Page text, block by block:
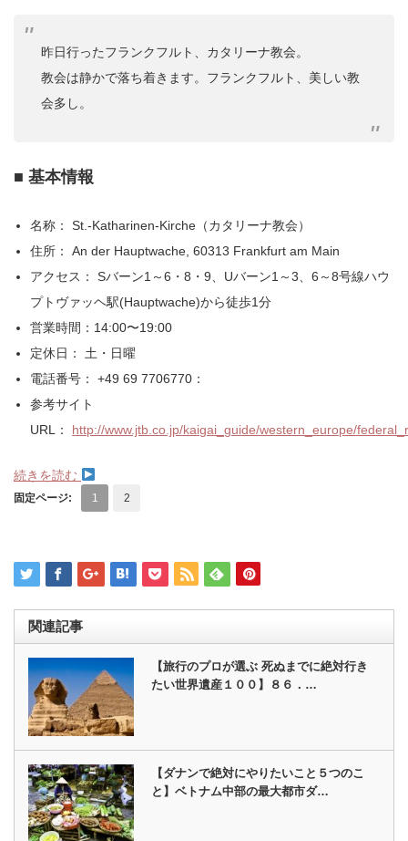
昨日行ったフランクフルト、カタリーナ教会。
教会は静かで落ち着きます。フランクフルト、美しい教
会多し。
■ 基本情報
名称： St.-Katharinen-Kirche（カタリーナ教会）
住所： An der Hauptwache, 60313 Frankfurt am Main
アクセス： Sバーン1～6・8・9、Uバーン1～3、6～8号線ハウ
プトヴァッヘ駅(Hauptwache)から徒歩1分
営業時間：14:00〜19:00
定休日： 土・日曜
電話番号： +49 69 7706770：
参考サイト
URL： http://www.jtb.co.jp/kaigai_guide/western_europe/
続きを読む
固定ページ: 1 2
関連記事
【旅行のプロが選ぶ 死ぬまでに絶対行き
たい世界遺産１００】８６．…
【ダナンで絶対にやりたいこと５つのこ
と】ベトナム中部の最大都市ダ…